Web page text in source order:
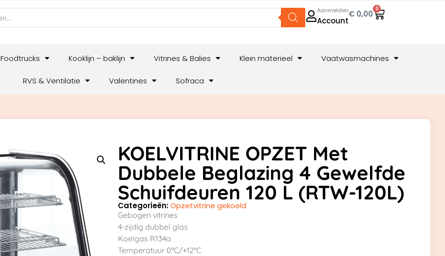
Aanmelden
Account
€ 0,00
0
Foodtrucks Kooklijn – baklijn Vitrines & Balies Klein materieel Vaatwasmachines
RVS & Ventilatie Valentines Sofraca
KOELVITRINE OPZET Met
Dubbele Beglazing 4 Gewelfde
Schuifdeuren 120 L (RTW-120L)
Categorieën:Opzetvitrine gekoeld
Gebogen vitrines
4-zijdig dubbel glas
Koelgas R134a
Temperatuur 0°C/+12°C